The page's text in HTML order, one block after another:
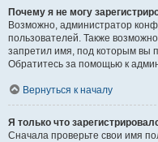
Почему я не могу
Возможно, администратор
пользователей. Также
запретил имя, под которым вы
Обратитесь за помощью к
Вернуться к началу
Я только что
Сначала проверьте свои имя